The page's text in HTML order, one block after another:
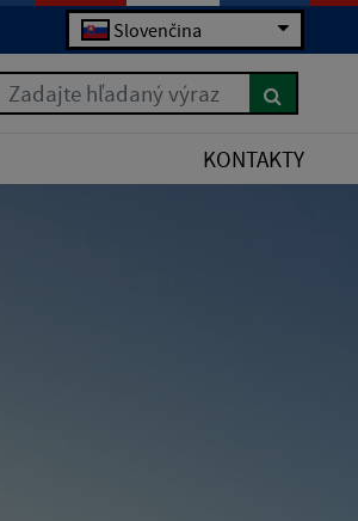
Slovenčina
Zadajte hľadaný výraz
KONTAKTY